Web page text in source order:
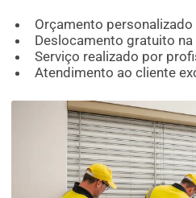
Orçamento
Deslocamento gratuito na
Serviço realizado por
Atendimento ao cliente